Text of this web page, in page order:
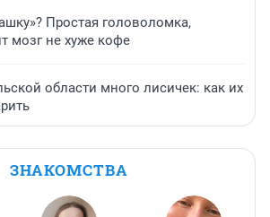
Простая головоломка,
мозг не хуже кофе
области много лисичек: как их
ЗНАКОМСТВА